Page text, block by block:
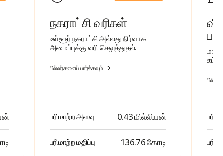
நகராட்சி வரிகள்
உள்ளூர் நகராட்சி அல்லது நிர்வாக
அமைப்புக்கு வரி செலுத்துதல்.
பில்லர்களைப் பார்க்கவும்
பரிமாற்ற அளவு 0.43 மில்லியன்
பரிமாற்ற மதிப்பு ₹ 136.76 கோடி
மாத